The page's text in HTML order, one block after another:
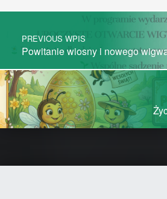
Post navigation
PREVIOUS WPIS
Powitanie wiosny i nowego